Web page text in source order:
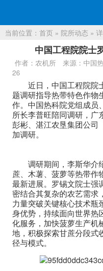
当前位置： 首页 » 院所动态 »
中国工程院院士
作者：农机所 来源：中国
26
近日，中国工程院院
题调研指导热带特色作物
作。中国热科院党组成员
所长李普旺陪同调研，广
彭彬、湛江农垦集团公司
加调研。
调研期间，李斯华介
蔗、木薯、菠萝等热带作
最新进展。罗锡文院士强
密结合其复杂的农艺需求
力量突破关键核心技术瓶
身优势，持续面向世界热
化服务，加快菠萝生产机
地，积极探索甘蔗分段式
径与模式。